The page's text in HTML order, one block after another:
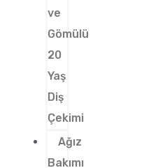
ve
Gömülü
20
Yaş
Diş
Çekimi
Ağız
Bakımı